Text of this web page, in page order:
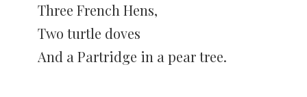
Three French Hens,
Two turtle doves
And a Partridge in a pear tree.